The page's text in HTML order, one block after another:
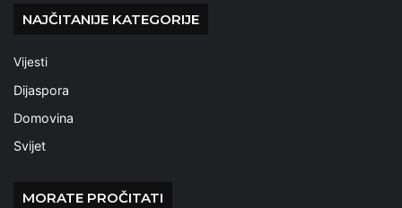
NAJČITANIJE KATEGORIJE
Vijesti
Dijaspora
Domovina
Svijet
MORATE PROČITATI